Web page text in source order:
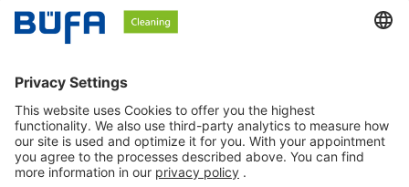
Technische Merkmale
Sicherheitshinweise